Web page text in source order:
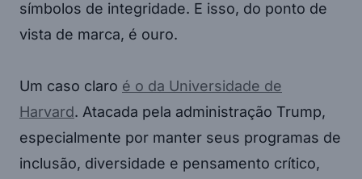
símbolos de integridade. E isso, do ponto de
vista de marca, é ouro.
Um caso claro é o da Universidade de
Harvard. Atacada pela administração Trump,
especialmente por manter seus programas de
inclusão, diversidade e pensamento crítico,